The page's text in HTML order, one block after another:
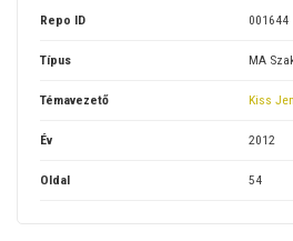
Repo ID 001644
Típus MA
Témavezető Kiss
Év 2012
Oldal 54